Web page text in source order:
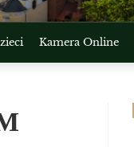
Kamera Online